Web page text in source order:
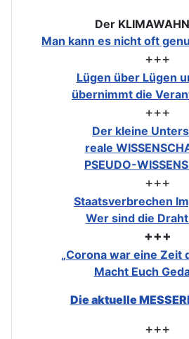
Der
Man kann es nicht oft
+++
Lügen über Lügen
übernimmt die
+++
Der kleine
reale
PSEUDO-
+++
Staatsverbrechen
Wer sind die
+++
„Corona war eine Zeit
Macht Euch
Die aktuelle
+++